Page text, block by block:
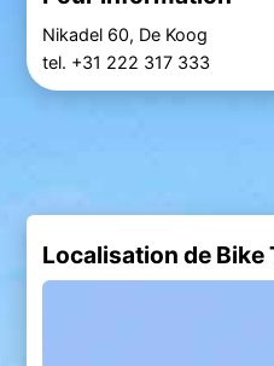
Nikadel 60, De Koog
tel. +31 222 317 333
Localisation de Bike